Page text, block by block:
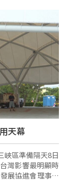
天幕
峽區準備隔天8日
灣影響最明顯時
多，但是在於它